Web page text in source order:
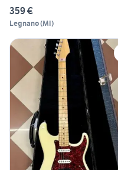
359 €
Legnano(MI)